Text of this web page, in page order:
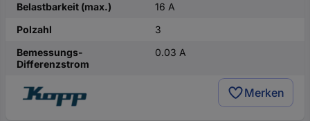
Belastbarkeit (max.)
16 A
Polzahl
3
Bemessungs-
Differenzstrom
0.03 A
Merken